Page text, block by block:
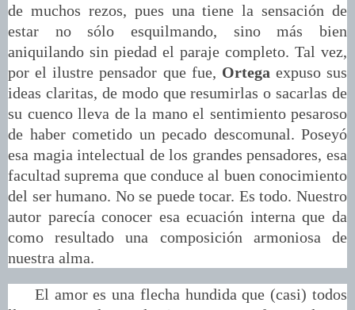
de muchos rezos, pues una tiene la sensación de
estar no sólo esquilmando, sino más bien
aniquilando sin piedad el paraje completo. Tal vez,
por el ilustre pensador que fue, Ortega expuso sus
ideas claritas, de modo que resumirlas o sacarlas de
su cuenco lleva de la mano el sentimiento pesaroso
de haber cometido un pecado descomunal. Poseyó
esa magia intelectual de los grandes pensadores, esa
facultad suprema que conduce al buen conocimiento
del ser humano. No se puede tocar. Es todo. Nuestro
autor parecía conocer esa ecuación interna que da
como resultado una composición armoniosa de
nuestra alma.
El amor es una flecha hundida que (casi) todos